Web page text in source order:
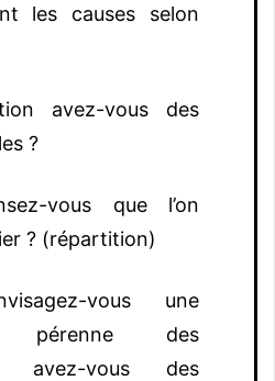
les causes selon
avez-vous des
?
vous que l’on
? (répartition)
vous une
pérenne des
avez-vous des